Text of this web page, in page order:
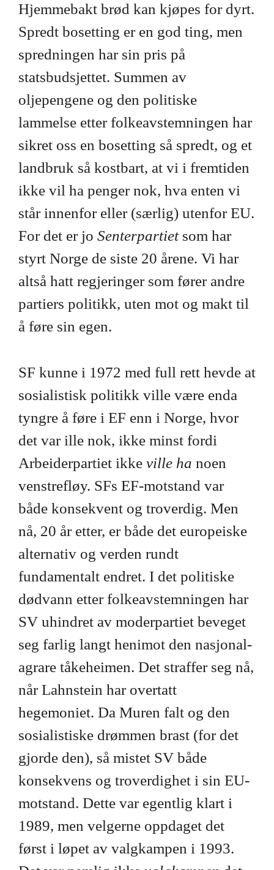
Hjemmebakt brød kan kjøpes for dyrt.
Spredt bosetting er en god ting, men
spredningen har sin pris på
statsbudsjettet. Summen av
oljepengene og den politiske
lammelse etter folkeavstemningen har
sikret oss en bosetting så spredt, og et
landbruk så kostbart, at vi i fremtiden
ikke vil ha penger nok, hva enten vi
står innenfor eller (særlig) utenfor EU.
For det er jo Senterpartietsom har
styrt Norge de siste 20 årene. Vi har
altså hatt regjeringer som fører andre
partiers politikk, uten mot og makt til
å føre sin egen.
SF kunne i 1972 med full rett hevde at
sosialistisk politikk ville være enda
tyngre å føre i EF enn i Norge, hvor
det var ille nok, ikke minst fordi
Arbeiderpartiet ikke ville ha noen
venstrefløy. SFs EF-motstand var
både konsekvent og troverdig. Men
nå, 20 år etter, er både det europeiske
alternativ og verden rundt
fundamentalt endret. I det politiske
dødvann etter folkeavstemningen har
SV uhindret av moderpartiet beveget
seg farlig langt henimot den nasjonal-
agrare tåkeheimen. Det straffer seg nå,
når Lahnstein har overtatt
hegemoniet. Da Muren falt og den
sosialistiske drømmen brast (for det
gjorde den), så mistet SV både
konsekvens og troverdighet i sin EU-
motstand. Dette var egentlig klart i
1989, men velgerne oppdaget det
først i løpet av valgkampen i 1993.